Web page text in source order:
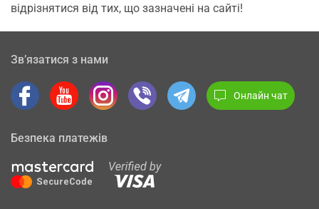
відрізнятися від тих, що зазначені на сайті!
Зв’язатися з нами
Онлайн чат
Безпека платежів